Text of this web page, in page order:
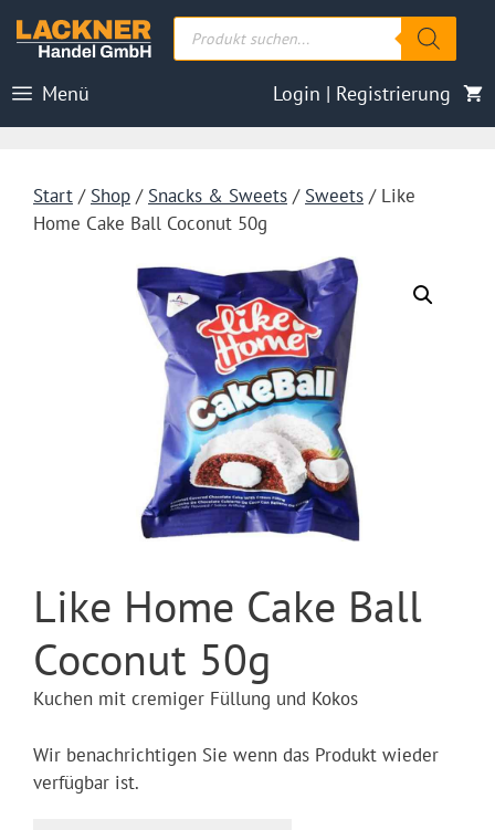
Inhalt
Products
search
Menü Login | Registrierung
Start / Shop / Snacks & Sweets / Sweets / Like
Home Cake Ball Coconut 50g
Like Home Cake Ball
Coconut 50g
Kuchen mit cremiger Füllung und Kokos
Wir benachrichtigen Sie wenn das Produkt wieder
verfügbar ist.